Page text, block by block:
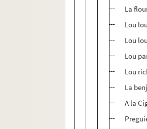
La
Lou
Lou
Lou
Lou
La
A la